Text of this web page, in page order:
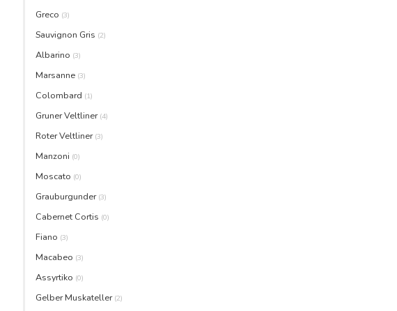
Greco (3)
Sauvignon Gris (2)
Albarino (3)
Marsanne (3)
Colombard (1)
Gruner Veltliner (4)
Roter Veltliner (3)
Manzoni (0)
Moscato (0)
Grauburgunder (3)
Cabernet Cortis (0)
Fiano (3)
Macabeo (3)
Assyrtiko (0)
Gelber Muskateller (2)